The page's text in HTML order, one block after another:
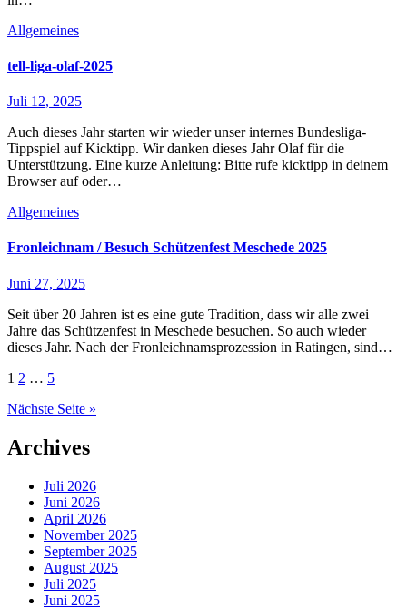
Allgemeines
tell-liga-olaf-2025
Juli 12, 2025
Auch dieses Jahr starten wir wieder unser internes Bundesliga-
Tippspiel auf Kicktipp. Wir danken dieses Jahr Olaf für die
Unterstützung. Eine kurze Anleitung: Bitte rufe kicktipp in deinem
Browser auf oder…
Allgemeines
Fronleichnam / Besuch Schützenfest Meschede 2025
Juni 27, 2025
Seit über 20 Jahren ist es eine gute Tradition, dass wir alle zwei
Jahre das Schützenfest in Meschede besuchen. So auch wieder
dieses Jahr. Nach der Fronleichnamsprozession in Ratingen, sind…
Seitennummerierung
der
1 2 … 5
Nächste Seite »
Archives
Juli 2026
Juni 2026
April 2026
November 2025
September 2025
August 2025
Juli 2025
Juni 2025